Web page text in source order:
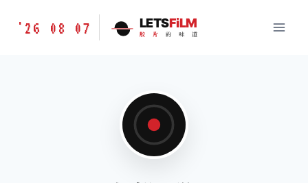
胶
'26 08 07 LETSFiLM
胶 片 的 味 道